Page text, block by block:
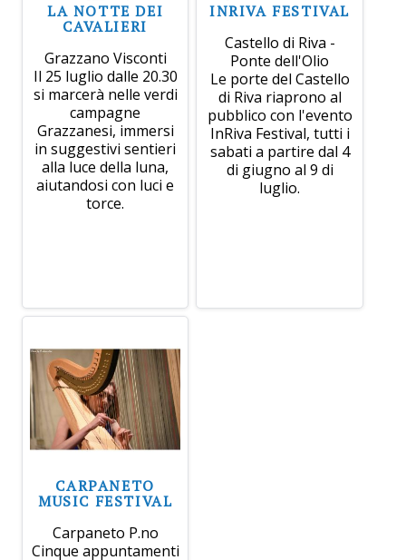
LA NOTTE DEI
CAVALIERI
Grazzano Visconti
Il 25 luglio dalle 20.30
si marcerà nelle verdi
campagne
Grazzanesi, immersi
in suggestivi sentieri
alla luce della luna,
aiutandosi con luci e
torce.
INRIVA FESTIVAL
Castello di Riva -
Ponte dell'Olio
Le porte del Castello
di Riva riaprono al
pubblico con l'evento
InRiva Festival, tutti i
sabati a partire dal 4
di giugno al 9 di
luglio.
CARPANETO
MUSIC FESTIVAL
Carpaneto P.no
Cinque appuntamenti